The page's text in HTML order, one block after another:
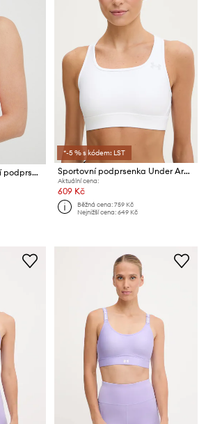
Under Armour sportovní podprsenka UA Crossback
*-5 % s kódem: LST
Sportovní podprsenka Under Armour HeatGear Mid
Aktuální cena:
609 Kč
Běžná cena:759 Kč
Nejnižší cena:649 Kč